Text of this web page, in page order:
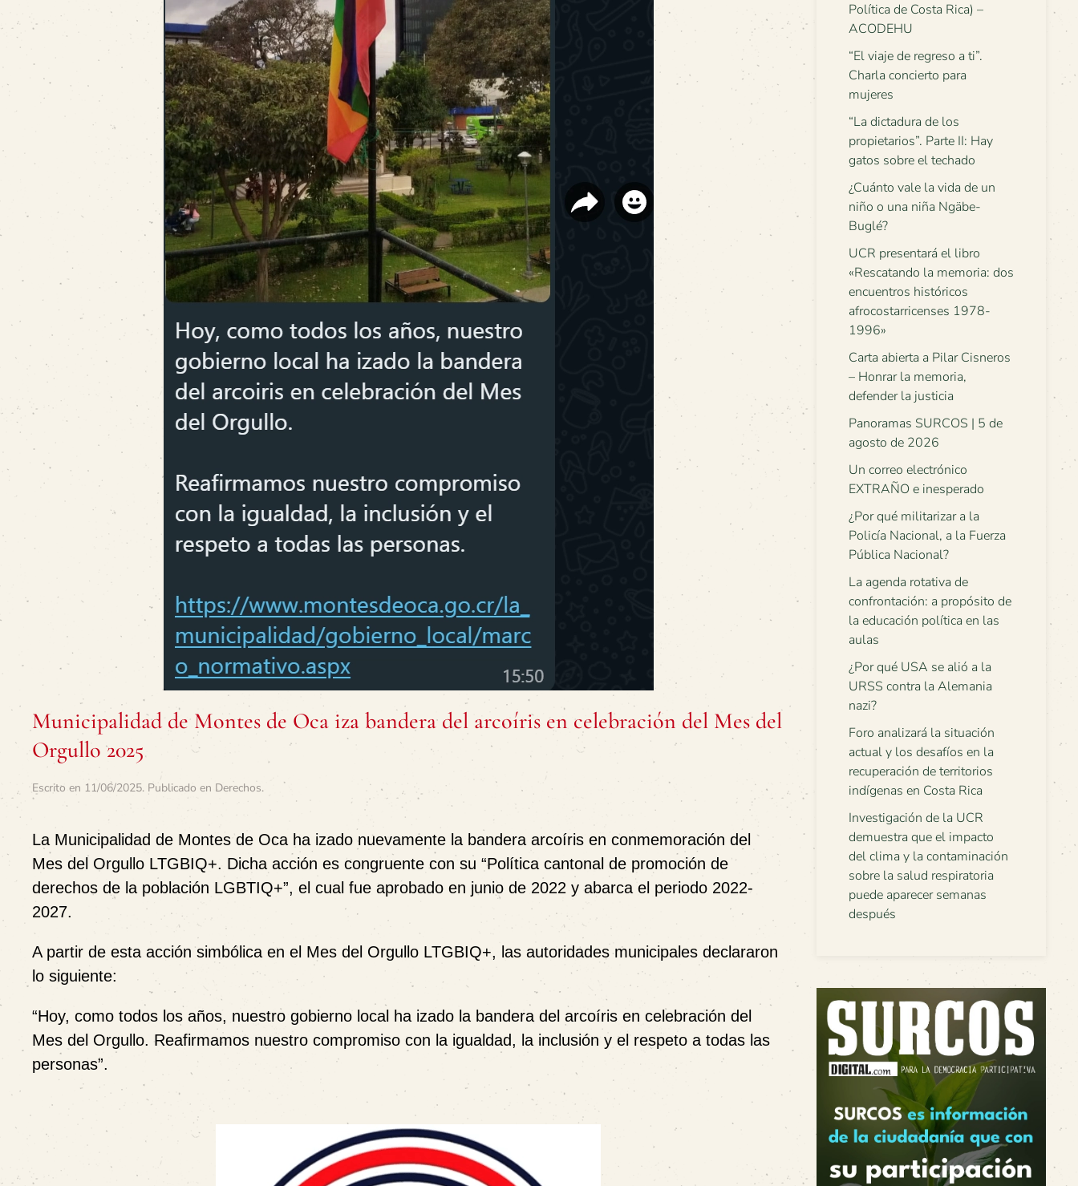
Municipalidad de Montes de Oca iza bandera del arcoíris en celebración del Mes del
Orgullo 2025
Escrito en 11/06/2025. Publicado en Derechos.
La Municipalidad de Montes de Oca ha izado nuevamente la bandera arcoíris en conmemoración del
Mes del Orgullo LTGBIQ+. Dicha acción es congruente con su “Política cantonal de promoción de
derechos de la población LGBTIQ+”, el cual fue aprobado en junio de 2022 y abarca el periodo 2022-
2027.
A partir de esta acción simbólica en el Mes del Orgullo LTGBIQ+, las autoridades municipales declararon
lo siguiente:
“Hoy, como todos los años, nuestro gobierno local ha izado la bandera del arcoíris en celebración del
Mes del Orgullo. Reafirmamos nuestro compromiso con la igualdad, la inclusión y el respeto a todas las
personas”.
Política de Costa Rica) –
ACODEHU
“El viaje de regreso a ti”.
Charla concierto para
mujeres
“La dictadura de los
propietarios”. Parte II: Hay
gatos sobre el techado
¿Cuánto vale la vida de un
niño o una niña Ngäbe-
Buglé?
UCR presentará el libro
«Rescatando la memoria: dos
encuentros históricos
afrocostarricenses 1978-
1996»
Carta abierta a Pilar Cisneros
– Honrar la memoria,
defender la justicia
Panoramas SURCOS | 5 de
agosto de 2026
Un correo electrónico
EXTRAÑO e inesperado
¿Por qué militarizar a la
Policía Nacional, a la Fuerza
Pública Nacional?
La agenda rotativa de
confrontación: a propósito de
la educación política en las
aulas
¿Por qué USA se alió a la
URSS contra la Alemania
nazi?
Foro analizará la situación
actual y los desafíos en la
recuperación de territorios
indígenas en Costa Rica
Investigación de la UCR
demuestra que el impacto
del clima y la contaminación
sobre la salud respiratoria
puede aparecer semanas
después